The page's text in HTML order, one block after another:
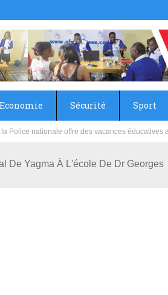
Economie Sécurité Sport
du Camp Général Aboubacar Sangoulé
De Yagma À L'école De Dr Georges